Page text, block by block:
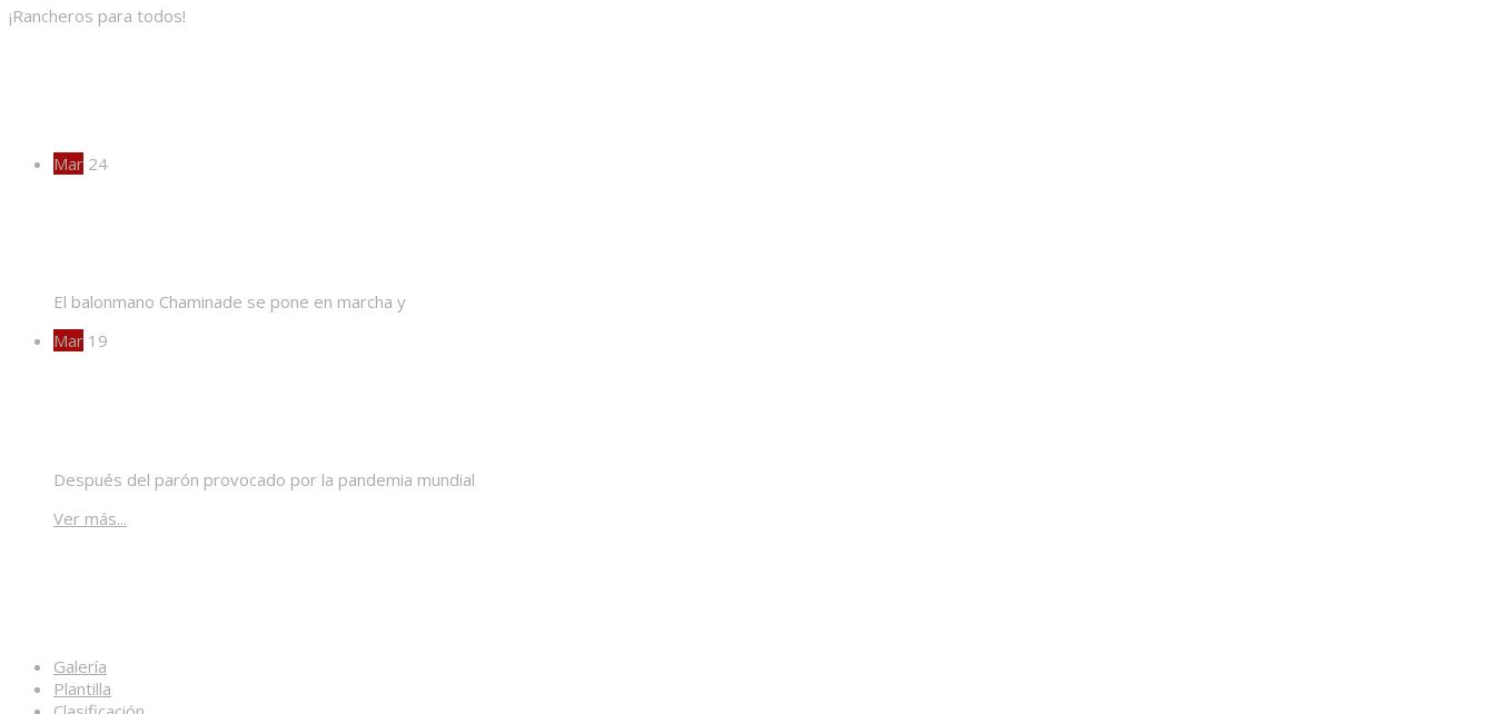
¡Rancheros para todos!
Mar 24
El balonmano Chaminade se pone en marcha y
Mar 19
Después del parón provocado por la pandemia mundial
Ver más...
Galería
Plantilla